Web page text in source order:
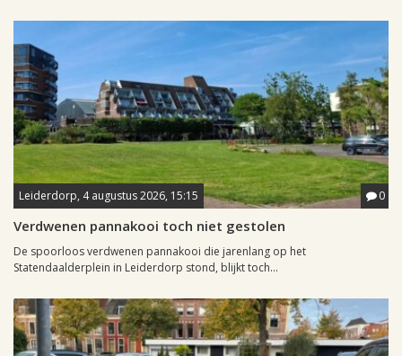
Leiderdorp, 4 augustus 2026, 15:15 0
Verdwenen pannakooi toch niet gestolen
De spoorloos verdwenen pannakooi die jarenlang op het
Statendaalderplein in Leiderdorp stond, blijkt toch...